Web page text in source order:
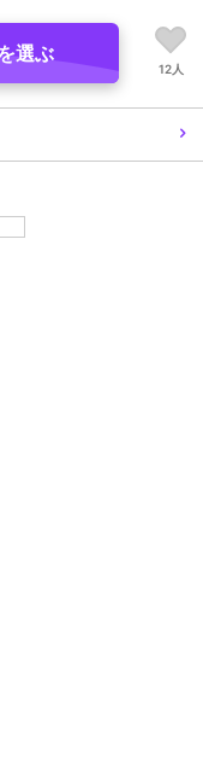
選ぶ
12人